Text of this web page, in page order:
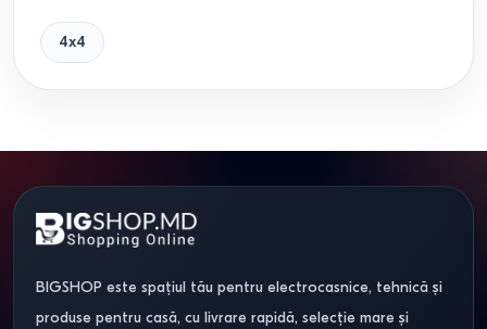
4x4
BIGSHOP este spațiul tău pentru electrocasnice, tehnică și
produse pentru casă, cu livrare rapidă, selecție mare și